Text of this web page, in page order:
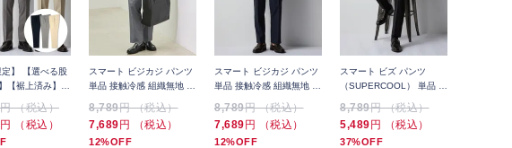
定】 【選べる股
【裾上済み】洗
本セット 夏
円 （税込）
円 （税込）
スマート ビジカジ パンツ
単品 接触冷感 組織無地 裾
8,789円 （税込）
7,689 円 （税込）
12%OFF
スマート ビジカジ パンツ
単品 接触冷感 組織無地 裾
8,789円 （税込）
7,689 円 （税込）
12%OFF
スマート ビズ パンツ
（SUPERCOOL） 単品 高
8,789円 （税込）
5,489 円 （税込）
37%OFF